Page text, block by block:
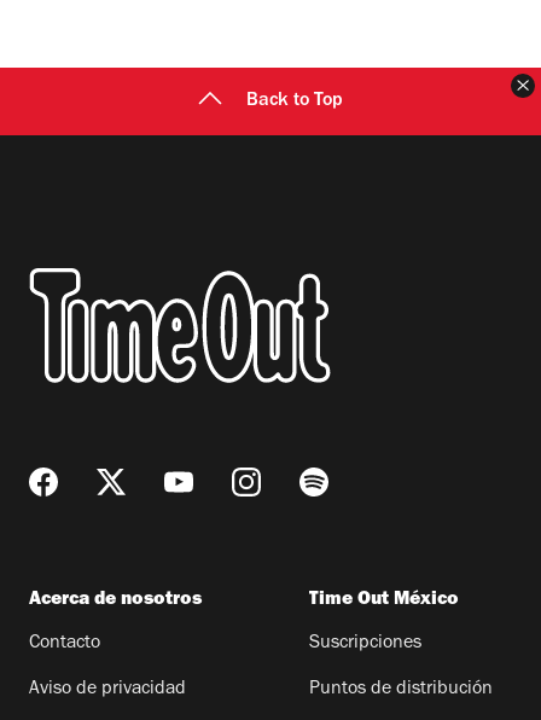
Back to Top
Acerca de nosotros
Contacto
Aviso de privacidad
Time Out México
Suscripciones
Puntos de distribución